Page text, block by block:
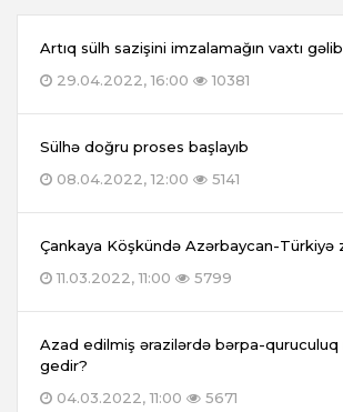
Artıq sülh sazişini imzalamağın vaxtı gəlib
29.04.2022, 16:00
10381
Sülhə doğru proses başlayıb
08.04.2022, 12:00
5141
Çankaya Köşkündə Azərbaycan-Türkiyə
11.03.2022, 11:00
5799
Azad edilmiş ərazilərdə bərpa-quruculuq
gedir?
04.03.2022, 11:00
5671